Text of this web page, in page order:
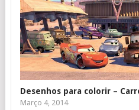
Desenhos para colorir –
Março 4, 2014